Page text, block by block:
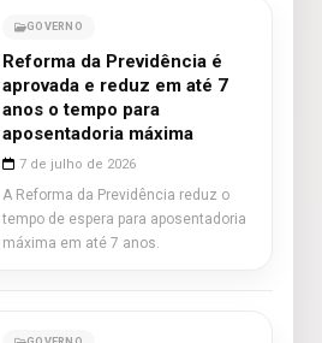
GOVERNO
Reforma da Previdência é
aprovada e reduz em até 7
anos o tempo para
aposentadoria máxima
7 de julho de 2026
A Reforma da Previdência reduz o
tempo de espera para aposentadoria
máxima em até 7 anos.